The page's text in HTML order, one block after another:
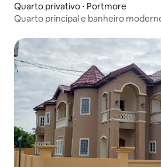
Quarto privativo ⋅ Portmore
Quarto principal e banheiro